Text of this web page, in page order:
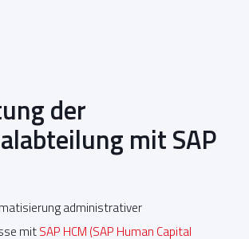
der
mit SAP
administrativer
mitSAP HCM (SAP Human Capital